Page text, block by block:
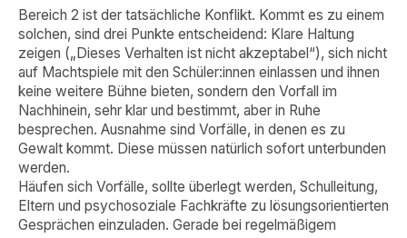
Bereich 2 ist der tatsächliche Konflikt. Kommt es zu einem
solchen, sind drei Punkte entscheidend: Klare Haltung
zeigen („Dieses Verhalten ist nicht akzeptabel“), sich nicht
auf Machtspiele mit den Schüler:innen einlassen und ihnen
keine weitere Bühne bieten, sondern den Vorfall im
Nachhinein, sehr klar und bestimmt, aber in Ruhe
besprechen. Ausnahme sind Vorfälle, in denen es zu
Gewalt kommt. Diese müssen natürlich sofort unterbunden
werden.
Häufen sich Vorfälle, sollte überlegt werden, Schulleitung,
Eltern und psychosoziale Fachkräfte zu lösungsorientierten
Gesprächen einzuladen. Gerade bei regelmäßigem